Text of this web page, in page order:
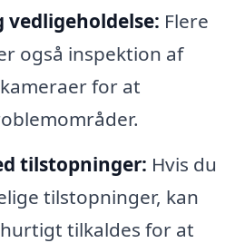
Flere
også inspektion af
for at
tilstopninger: Hvis du
tilstopninger, kan
tilkaldes for at